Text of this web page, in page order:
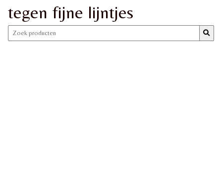
tegen fijne lijntjes